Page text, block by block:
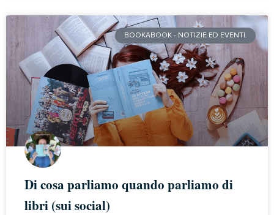
BOOKABOOK - NOTIZIE ED EVENTI.
Di cosa parliamo quando parliamo di
libri (sui social)